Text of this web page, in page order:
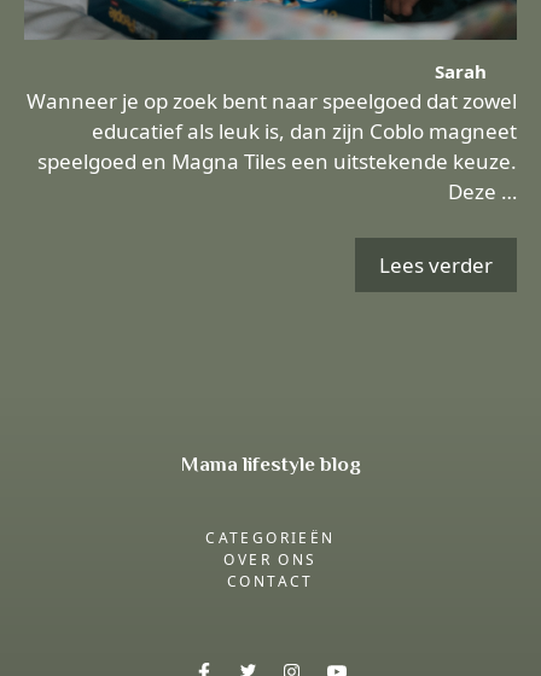
Sarah
Wanneer je op zoek bent naar speelgoed dat zowel
educatief als leuk is, dan zijn Coblo magneet
speelgoed en Magna Tiles een uitstekende keuze.
Deze …
Lees verder
Mama lifestyle blog
CATEGORIEËN
OVER ONS
CONTACT